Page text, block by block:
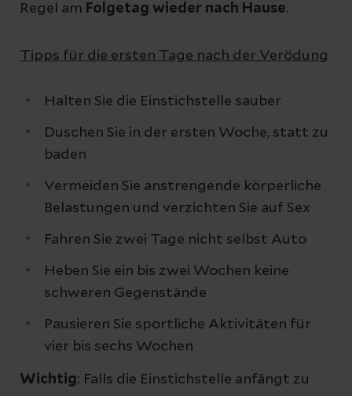
Regel am Folgetag wieder nach Hause.
Tipps für die ersten Tage nach der Verödung
Halten Sie die Einstichstelle sauber
Duschen Sie in der ersten Woche, statt zu
baden
Vermeiden Sie anstrengende körperliche
Belastungen und verzichten Sie auf Sex
Fahren Sie zwei Tage nicht selbst Auto
Heben Sie ein bis zwei Wochen keine
schweren Gegenstände
Pausieren Sie sportliche Aktivitäten für
vier bis sechs Wochen
Wichtig: Falls die Einstichstelle anfängt zu